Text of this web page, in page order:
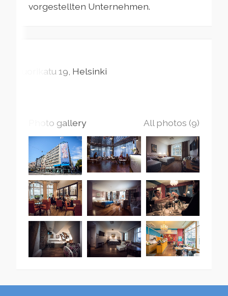
vorgestellten Unternehmen.
Vuorikatu19 Helsinki
Photo gallery All photos (9)